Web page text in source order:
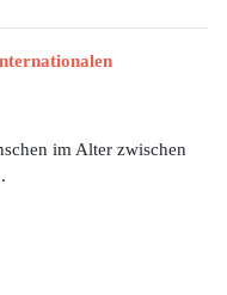
im Alter zwischen